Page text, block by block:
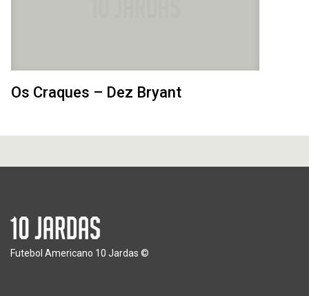
Os Craques – Dez Bryant
Futebol Americano 10 Jardas ©